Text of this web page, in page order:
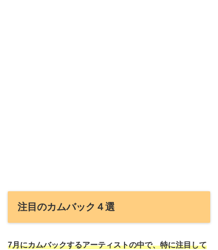
注目のカムバック４選
7月にカムバックするアーティストの中で、特に注目して